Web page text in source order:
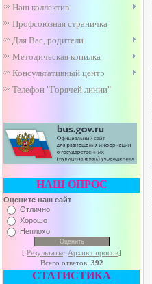
Наш коллектив
Профсоюзная страничка
Для Вас, родители
Методическая копилка
Консультативный центр
Телефон "Горячей линии"
НАШ ОПРОС
Оцените наш сайт
Отлично
Хорошо
Неплохо
[ Результаты· Архив опросов]
Всего ответов: 392
СТАТИСТИКА